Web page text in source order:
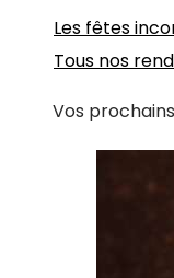
Les fêtes
Tous nos
Vos